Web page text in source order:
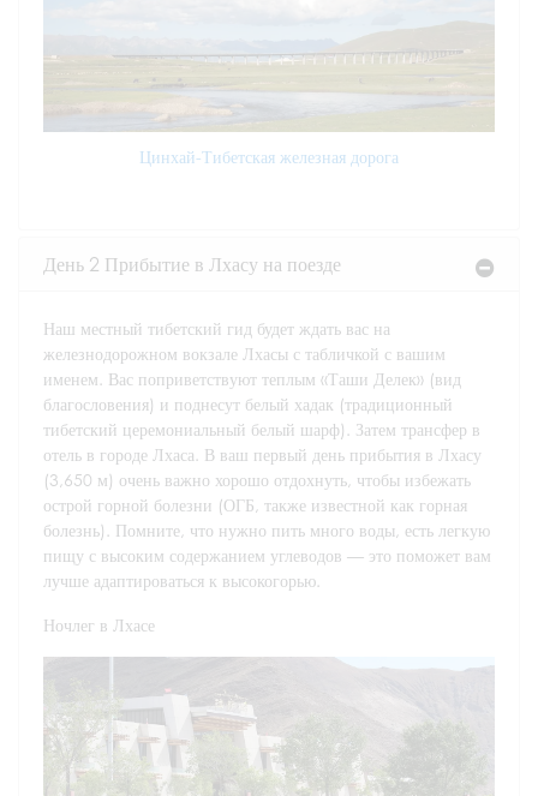
Цинхай-Тибетская железная дорога
День 2 Прибытие в Лхасу на поезде
Наш местный тибетский гид будет ждать вас на
железнодорожном вокзале Лхасы с табличкой с вашим
именем. Вас поприветствуют теплым «Таши Делек» (вид
благословения) и поднесут белый хадак (традиционный
тибетский церемониальный белый шарф). Затем трансфер в
отель в городе Лхаса. В ваш первый день прибытия в Лхасу
(3,650 м) очень важно хорошо отдохнуть, чтобы избежать
острой горной болезни (ОГБ, также известной как горная
болезнь). Помните, что нужно пить много воды, есть легкую
пищу с высоким содержанием углеводов — это поможет вам
лучше адаптироваться к высокогорью.
Ночлег в Лхасе